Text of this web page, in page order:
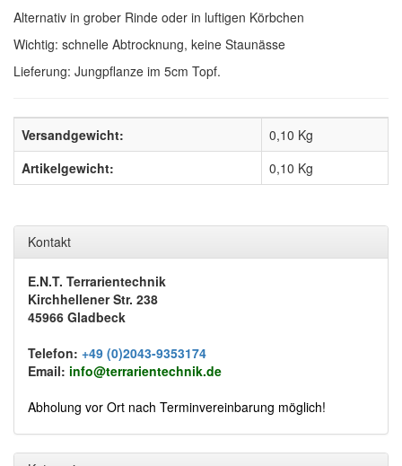
Alternativ in grober Rinde oder in luftigen Körbchen
Wichtig: schnelle Abtrocknung, keine Staunässe
Lieferung: Jungpflanze im 5cm Topf.
Versandgewicht:
0,10 Kg
Artikelgewicht:
0,10 Kg
Kontakt
E.N.T. Terrarientechnik
Kirchhellener Str. 238
45966 Gladbeck
Telefon: +49 (0)2043-9353174
Email: info@terrarientechnik.de
Abholung vor Ort nach Terminvereinbarung möglich!